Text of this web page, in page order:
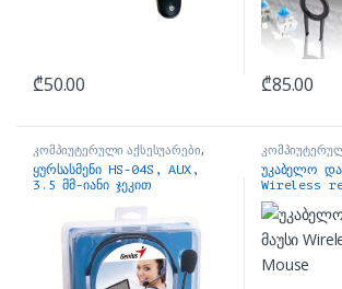
₾50.00 ₾85.00
კომპიუტერული აქსესუარები,
ყურსასმენები
ყურსასმენი HS-04S, AUX,
3.5 მმ-იანი ჯეკით
მაუსები
უკაბელო
Wireless
Mouse